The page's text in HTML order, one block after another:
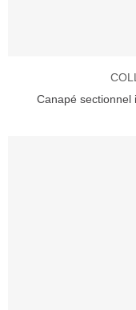
Canapé sectionnel